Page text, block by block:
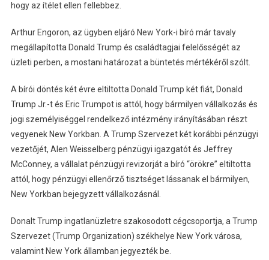
hogy az ítélet ellen fellebbez.
Arthur Engoron, az ügyben eljáró New York-i bíró már tavaly
megállapította Donald Trump és családtagjai felelősségét az
üzleti perben, a mostani határozat a büntetés mértékéről szólt.
A bírói döntés két évre eltiltotta Donald Trump két fiát, Donald
Trump Jr.-t és Eric Trumpot is attól, hogy bármilyen vállalkozás és
jogi személyiséggel rendelkező intézmény irányításában részt
vegyenek New Yorkban. A Trump Szervezet két korábbi pénzügyi
vezetőjét, Alen Weisselberg pénzügyi igazgatót és Jeffrey
McConney, a vállalat pénzügyi revizorját a bíró “örökre” eltiltotta
attól, hogy pénzügyi ellenőrző tisztséget lássanak el bármilyen,
New Yorkban bejegyzett vállalkozásnál.
Donalt Trump ingatlanüzletre szakosodott cégcsoportja, a Trump
Szervezet (Trump Organization) székhelye New York városa,
valamint New York államban jegyezték be.